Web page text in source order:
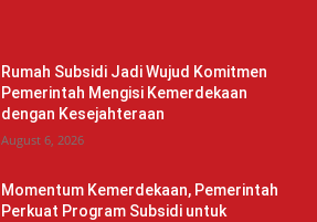
Rumah Subsidi Jadi Wujud Komitmen
Pemerintah Mengisi Kemerdekaan
dengan Kesejahteraan
August 6, 2026
Momentum Kemerdekaan, Pemerintah
Perkuat Program Subsidi untuk